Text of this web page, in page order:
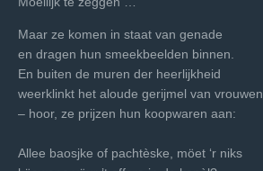
Maar ze komen in staat van genade
en dragen hun smeekbeelden binnen.
En buiten de muren der heerlijkheid
weerklinkt het aloude gerijmel van vrouwen
– hoor, ze prijzen hun koopwaren aan:
Allee baosjke of pachtèske, möet ‘r niks